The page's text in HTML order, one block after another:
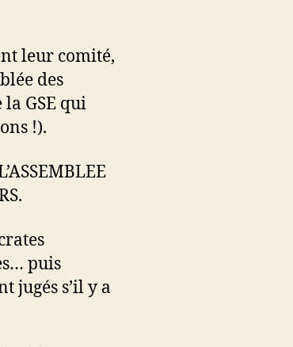
leur comité,
des
GSE qui
!).
puis
jugés s’il y a